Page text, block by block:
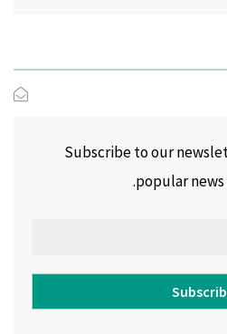
Subscribe to our
popular